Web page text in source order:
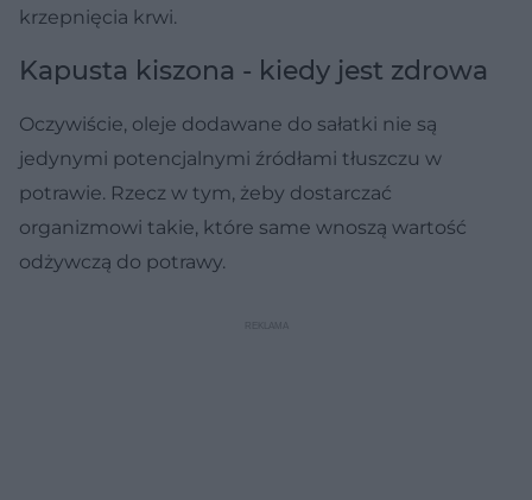
krzepnięcia krwi.
Kapusta kiszona - kiedy jest zdrowa
Oczywiście, oleje dodawane do sałatki nie są
jedynymi potencjalnymi źródłami tłuszczu w
potrawie. Rzecz w tym, żeby dostarczać
organizmowi takie, które same wnoszą wartość
odżywczą do potrawy.